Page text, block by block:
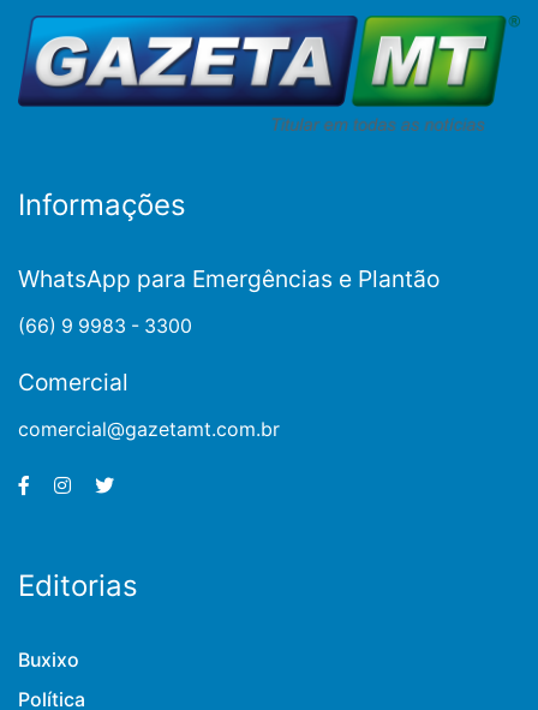
Informações
WhatsApp para Emergências e Plantão
(66) 9 9983 - 3300
Comercial
comercial@gazetamt.com.br
Editorias
Buxixo
Política